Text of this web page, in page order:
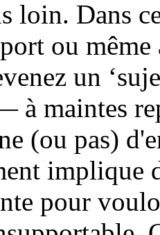
loin. Dans
ou
un
à maintes
(ou pas)
implique
pour